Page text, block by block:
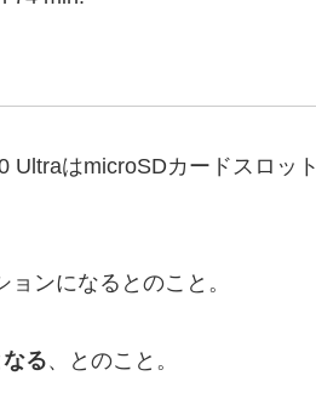
UltraはmicroSDカードスロット
ンになるとのこと。
る、とのこと。